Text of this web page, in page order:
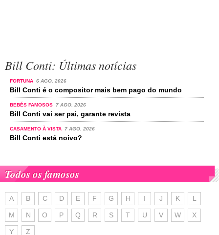
Bill Conti: Últimas notícias
FORTUNA 6 AGO. 2026
Bill Conti é o compositor mais bem pago do mundo
BEBÉS FAMOSOS 7 AGO. 2026
Bill Conti vai ser pai, garante revista
CASAMENTO À VISTA 7 AGO. 2026
Bill Conti está noivo?
Todos os famosos
A B C D E F G H I J K L
M N O P Q R S T U V W X
Y Z